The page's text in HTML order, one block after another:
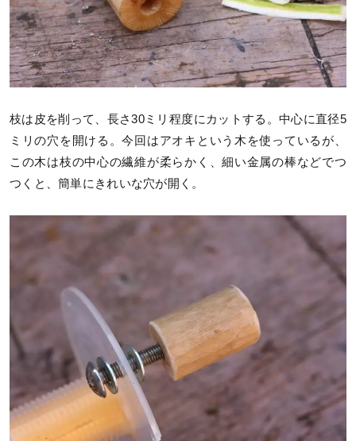
枝は皮を削って、長さ30ミリ程度にカットする。中心に直径5
ミリの穴を開ける。今回はアオキという木を使っているが、
この木は枝の中心の繊維が柔らかく、細い金属の棒などでつ
つくと、簡単にきれいな穴が開く。